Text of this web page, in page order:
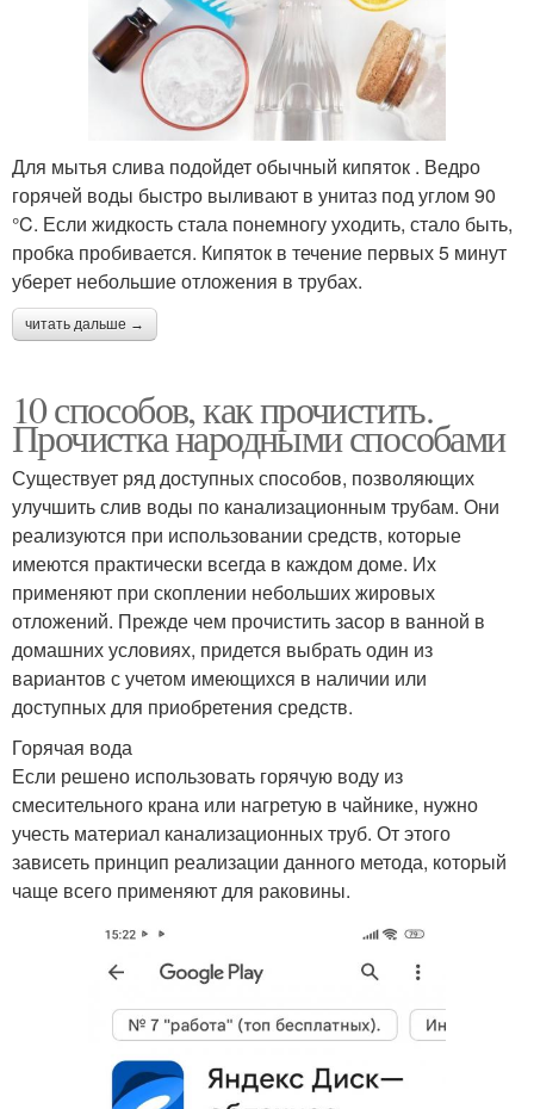
Для мытья слива подойдет обычный кипяток . Ведро
горячей воды быстро выливают в унитаз под углом 90
°C. Если жидкость стала понемногу уходить, стало быть,
пробка пробивается. Кипяток в течение первых 5 минут
уберет небольшие отложения в трубах.
читать дальше →
10 способов, как прочистить.
Прочистка народными способами
Существует ряд доступных способов, позволяющих
улучшить слив воды по канализационным трубам. Они
реализуются при использовании средств, которые
имеются практически всегда в каждом доме. Их
применяют при скоплении небольших жировых
отложений. Прежде чем прочистить засор в ванной в
домашних условиях, придется выбрать один из
вариантов с учетом имеющихся в наличии или
доступных для приобретения средств.
Горячая вода
Если решено использовать горячую воду из
смесительного крана или нагретую в чайнике, нужно
учесть материал канализационных труб. От этого
зависеть принцип реализации данного метода, который
чаще всего применяют для раковины.